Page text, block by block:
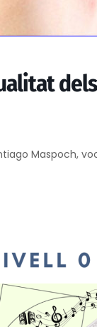
Maspoch,